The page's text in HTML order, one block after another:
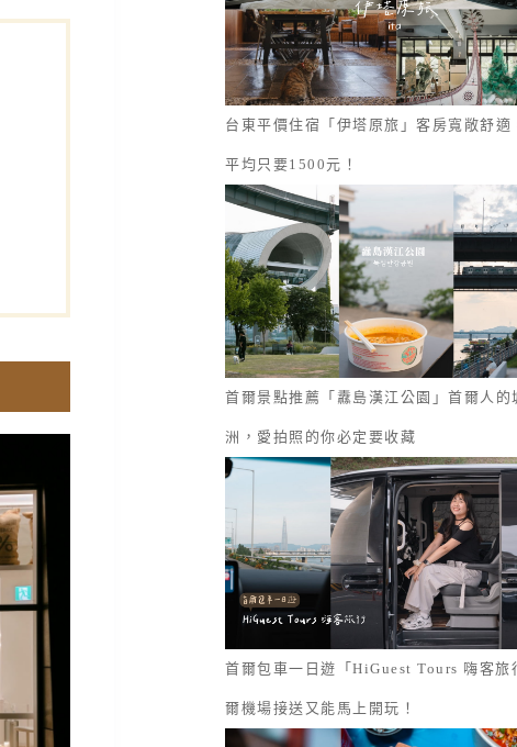
台東平價住宿「伊塔原旅」客房寬敞舒適
平均只要1500元！
首爾景點推薦「纛島漢江公園」首爾人的
洲，愛拍照的你必定要收藏
首爾包車一日遊「HiGuest Tours 嗨客旅
爾機場接送又能馬上開玩！